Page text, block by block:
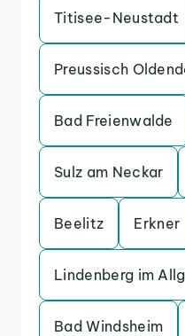
Titisee-Neustadt
Preussisch
Bad Freienwalde
Sulz am Neckar
Beelitz Erkner
Lindenberg im
Bad Windsheim